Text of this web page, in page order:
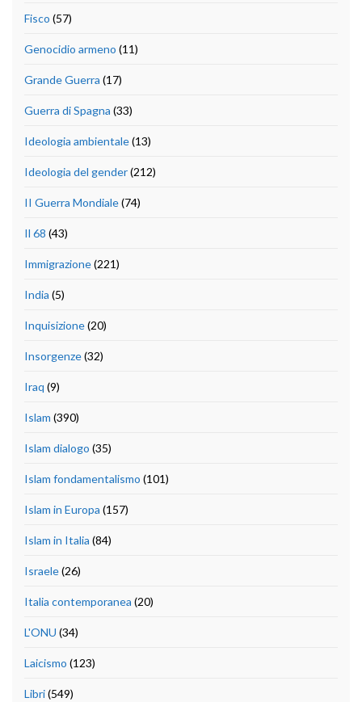
Fisco (57)
Genocidio armeno (11)
Grande Guerra (17)
Guerra di Spagna (33)
Ideologia ambientale(13)
Ideologia del gender(212)
II Guerra Mondiale(74)
Il 68 (43)
Immigrazione(221)
India (5)
Inquisizione(20)
Insorgenze(32)
Iraq (9)
Islam (390)
Islam dialogo (35)
Islam fondamentalismo (101)
Islam in Europa (157)
Islam in Italia (84)
Israele(26)
Italia contemporanea (20)
L'ONU (34)
Laicismo (123)
Libri(549)